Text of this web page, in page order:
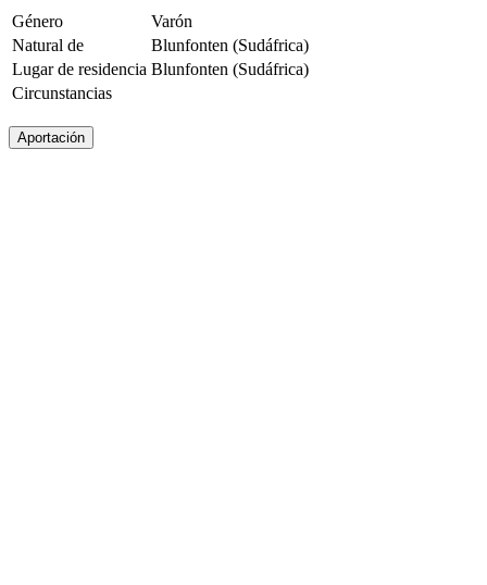
Género
Varón
Natural de
Blunfonten (Sudáfrica)
Lugar de residencia Blunfonten (Sudáfrica)
Circunstancias